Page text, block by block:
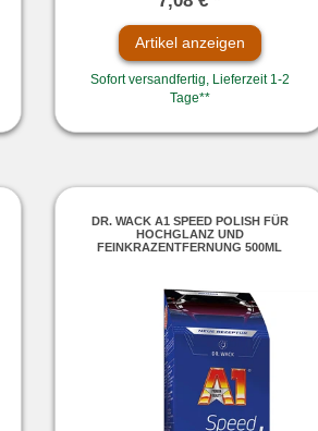
Artikel anzeigen
Sofort versandfertig, Lieferzeit 1-2
Tage**
DR. WACK A1 SPEED POLISH FÜR
HOCHGLANZ UND
FEINKRAZENTFERNUNG 500ML